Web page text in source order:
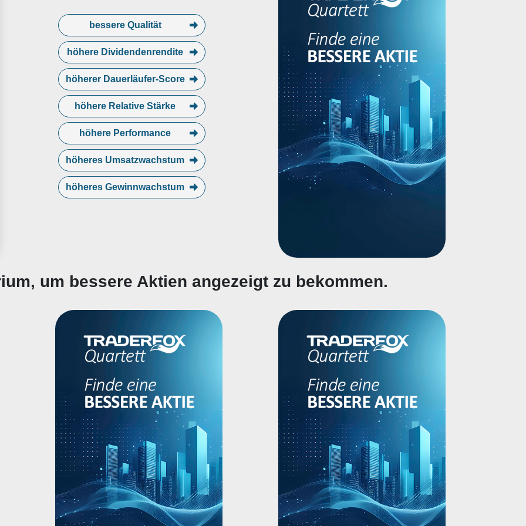
bessere Qualität
höhere Dividendenrendite
höherer Dauerläufer-Score
höhere Relative Stärke
höhere Performance
höheres Umsatzwachstum
höheres Gewinnwachstum
um bessere Aktien angezeigt zu bekommen.